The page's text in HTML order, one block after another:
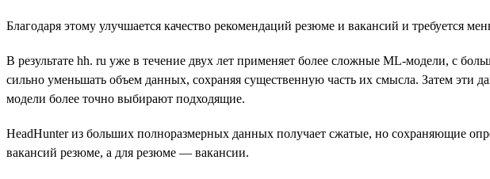
Благодаря этому улучшается качество рекомендаций резюме и вакансий и требуется
В результате hh. ru уже в течение двух лет применяет более сложные ML-модели, с
сильно уменьшать объем данных, сохраняя существенную часть их смысла. Затем эти
модели более точно выбирают подходящие.
HeadHunter из больших полноразмерных данных получает сжатые, но сохраняющие
вакансий резюме, а для резюме — вакансии.